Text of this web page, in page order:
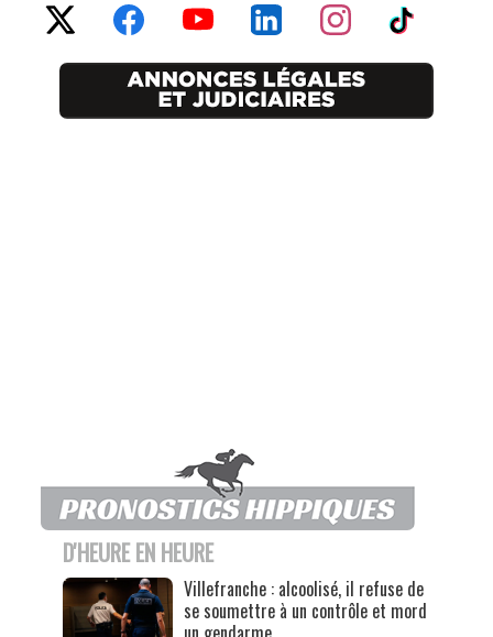
D'HEURE EN HEURE
Villefranche : alcoolisé, il refuse de
se soumettre à un contrôle et mord